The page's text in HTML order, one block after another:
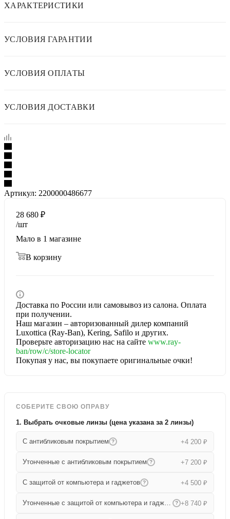
ХАРАКТЕРИСТИКИ
УСЛОВИЯ ГАРАНТИИ
УСЛОВИЯ ОПЛАТЫ
УСЛОВИЯ ДОСТАВКИ
Артикул: 2200000486677
28 680 ₽
/шт
Мало в 1 магазине
В корзину
Доставка по России или самовывоз из салона. Оплата
при получении.
Наш магазин – авторизованный дилер компаний
Luxottica (Ray-Ban), Kering, Safilo и других.
Проверьте авторизацию нас на сайте www.ray-
ban/row/c/store-locator
Покупая у нас, вы покупаете оригинальные очки!
СОБЕРИТЕ СВОЮ ОПРАВУ
1. Выбрать очковые линзы (цена указана за 2 линзы)
С антибликовым покрытием ? +4 200 ₽
Утонченные с антибликовым покрытием ? +7 200 ₽
С защитой от компьютера и гаджетов ? +4 500 ₽
Утонченные с защитой от компьютера и гаджетов ? +8 740 ₽